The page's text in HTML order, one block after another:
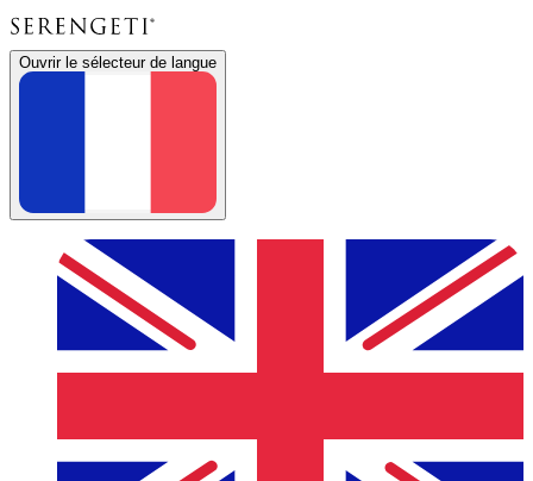
Ouvrir le sélecteur de langue